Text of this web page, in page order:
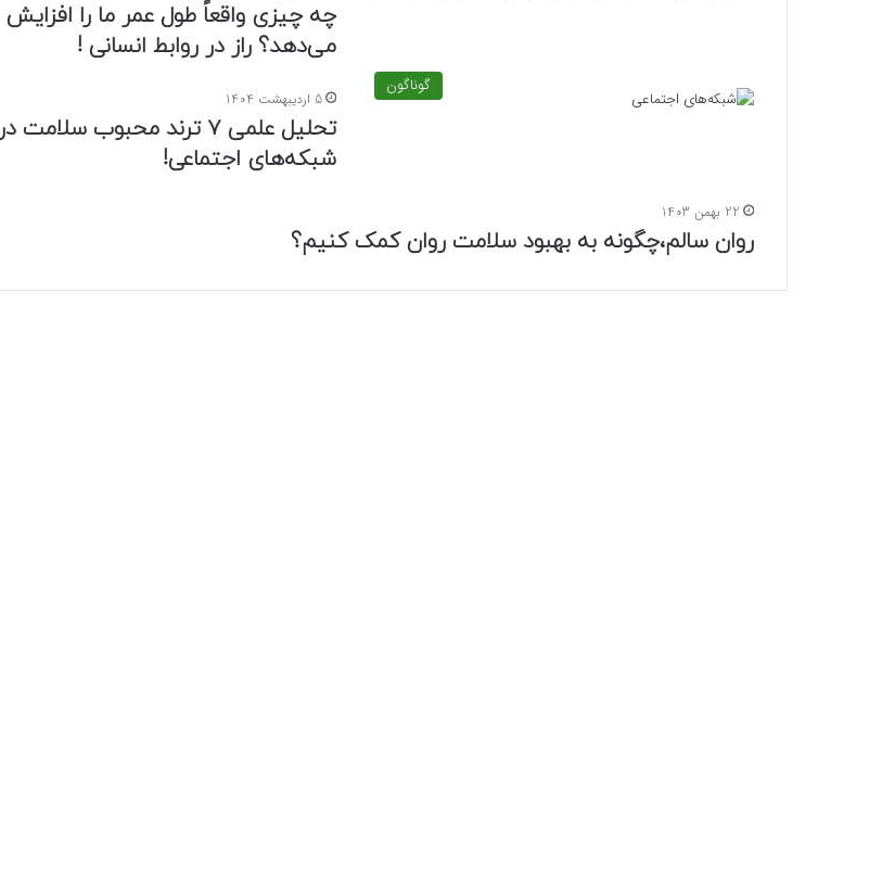
چه چیزی واقعاً طول عمر ما را افزایش
می‌دهد؟ راز در روابط انسانی !
گوناگون
5 اردیبهشت 1404
تحلیل علمی ۷ ترند محبوب سلامت در
شبکه‌های اجتماعی!
22 بهمن 1403
روان سالم،چگونه به بهبود سلامت روان کمک کنیم؟